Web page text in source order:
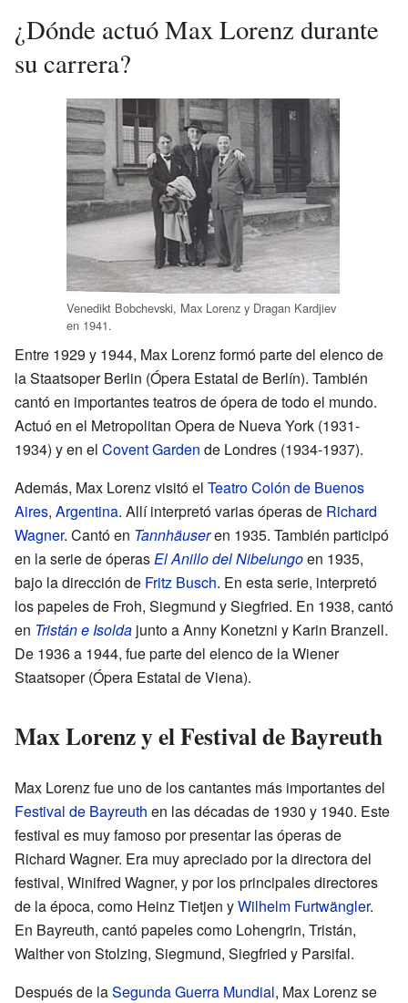
¿Dónde actuó Max Lorenz durante
su carrera?
Venedikt Bobchevski, Max Lorenz y Dragan Kardjiev
en 1941.
Entre 1929 y 1944, Max Lorenz formó parte del elenco de
la Staatsoper Berlin (Ópera Estatal de Berlín). También
cantó en importantes teatros de ópera de todo el mundo.
Actuó en el Metropolitan Opera de Nueva York (1931-
1934) y en el Covent Garden de Londres (1934-1937).
Además, Max Lorenz visitó el Teatro Colón de Buenos
Aires, Argentina. Allí interpretó varias óperas de Richard
Wagner. Cantó en Tannhäuseren 1935. También participó
en la serie de óperasEl Anillo del Nibelungoen 1935,
bajo la dirección de Fritz Busch. En esta serie, interpretó
los papeles de Froh, Siegmund y Siegfried. En 1938, cantó
en Tristán e Isolda junto a Anny Konetzni y Karin Branzell.
De 1936 a 1944, fue parte del elenco de la Wiener
Staatsoper (Ópera Estatal de Viena).
Max Lorenz y el Festival de Bayreuth
Max Lorenz fue uno de los cantantes más importantes del
Festival de Bayreuth en las décadas de 1930 y 1940. Este
festival es muy famoso por presentar las óperas de
Richard Wagner. Era muy apreciado por la directora del
festival, Winifred Wagner, y por los principales directores
de la época, como Heinz Tietjen yWilhelm Furtwängler.
En Bayreuth, cantó papeles como Lohengrin, Tristán,
Walther von Stolzing, Siegmund, Siegfried y Parsifal.
Después de laSegunda Guerra Mundial, Max Lorenz se